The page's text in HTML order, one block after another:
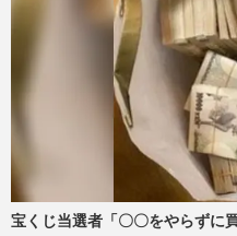
宝くじ当選者「〇〇をやらずに